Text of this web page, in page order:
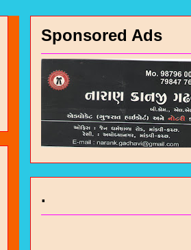
Sponsored Ads
.